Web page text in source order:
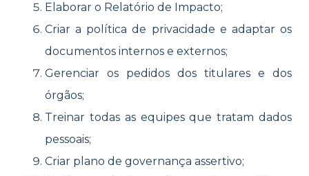
Elaborar o Relatório de Impacto;
Criar a política de privacidade e adaptar os
documentos internos e externos;
Gerenciar os pedidos dos titulares e dos
órgãos;
Treinar todas as equipes que tratam dados
pessoais;
Criar plano de governança assertivo;